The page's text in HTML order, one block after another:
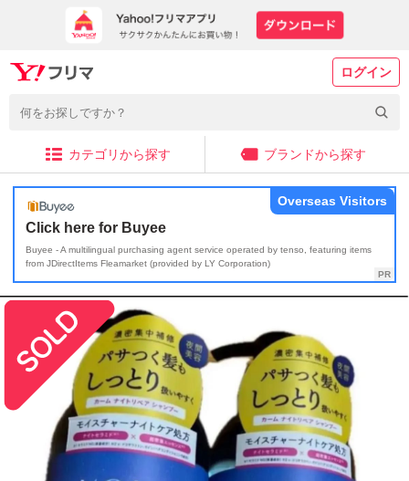
ログイン
カテゴリから探す ブランドから探す
Click here for Buyee
Buyee - A multilingual purchasing agent service operated by tenso, featuring items
from JDirectItems Fleamarket (provided by LY Corporation)
Overseas Visitors